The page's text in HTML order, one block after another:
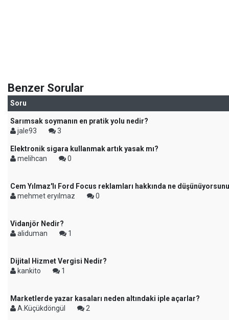
Benzer Sorular
Soru
Sarımsak soymanın en pratik yolu nedir?
jale93
3
Elektronik sigara kullanmak artık yasak mı?
melihcan
0
Cem Yılmaz'lı Ford Focus reklamları hakkında ne
mehmet eryılmaz
0
Vidanjör Nedir?
aliduman
1
Dijital Hizmet Vergisi Nedir?
kankito
1
Marketlerde yazar kasaları neden altındaki iple açarlar?
A.Küçükdöngül
2